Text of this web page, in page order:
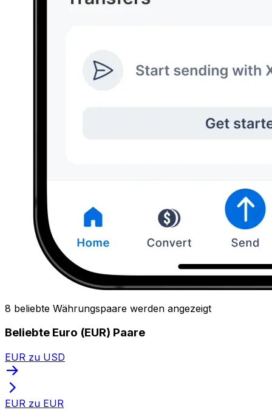
8 beliebte Währungspaare werden angezeigt
Beliebte Euro (EUR) Paare
EUR zu USD
EUR zu EUR